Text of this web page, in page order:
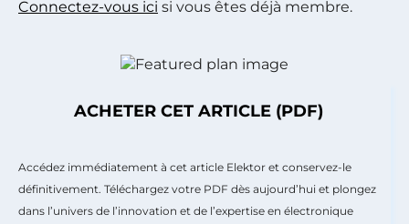
Connectez-vous ici si vous êtes déjà membre.
ACHETER CET ARTICLE (PDF)
Accédez immédiatement à cet article Elektor et conservez-le
définitivement. Téléchargez votre PDF dès aujourd’hui et plongez
dans l’univers de l’innovation et de l’expertise en électronique